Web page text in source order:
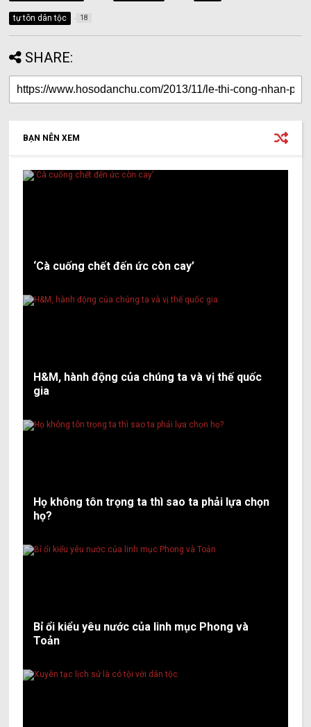
tự tôn dân tộc 18
SHARE:
BẠN NÊN XEM
‘Cà cuống chết đến ức còn cay’
H&M, hành động của chúng ta và vị thế quốc
gia
Họ không tôn trọng ta thì sao ta phải lựa chọn
họ?
Bỉ ổi kiểu yêu nước của linh mục Phong và
Toản